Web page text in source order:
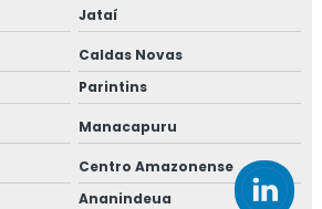
Jataí
Caldas Novas
Parintins
Manacapuru
Centro Amazonense
Ananindeua